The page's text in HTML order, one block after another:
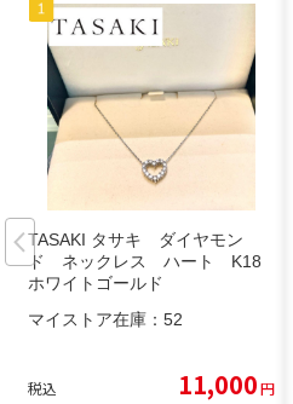
TASAKI タサキ ダイヤモン
ド ネックレス ハート K18
ホワイトゴールド
マイストア在庫： 52
税込 11,000円